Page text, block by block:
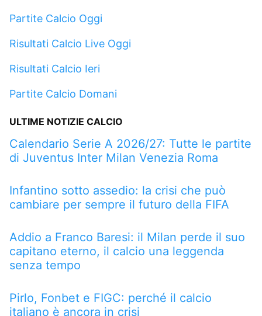
Partite Calcio Oggi
Risultati Calcio Live Oggi
Risultati Calcio Ieri
Partite Calcio Domani
ULTIME NOTIZIE CALCIO
Calendario Serie A 2026/27: Tutte le partite
di Juventus Inter Milan Venezia Roma
Infantino sotto assedio: la crisi che può
cambiare per sempre il futuro della FIFA
Addio a Franco Baresi: il Milan perde il suo
capitano eterno, il calcio una leggenda
senza tempo
Pirlo, Fonbet e FIGC: perché il calcio
italiano è ancora in crisi